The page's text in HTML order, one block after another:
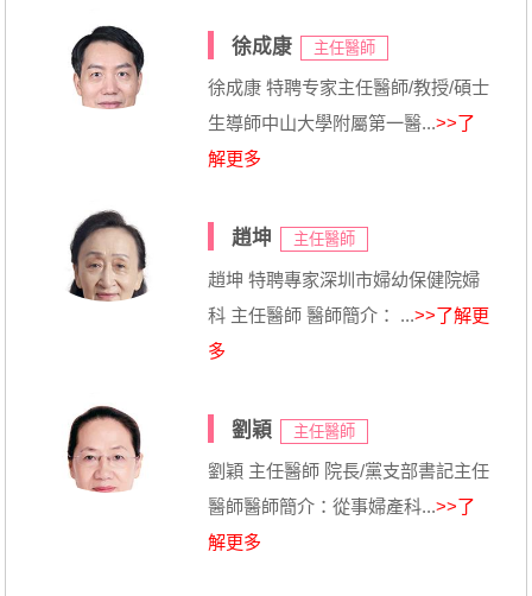
徐成康 主任醫師
徐成康 特聘专家主任醫師/教授/碩士
生導師中山大學附屬第一醫...>>了
解更多
趙坤 主任醫師
趙坤 特聘專家深圳市婦幼保健院婦
科 主任醫師 醫師簡介： ...>>了解更
多
劉穎 主任醫師
劉穎 主任醫師 院長/黨支部書記主任
醫師醫師簡介：從事婦產科...>>了
解更多